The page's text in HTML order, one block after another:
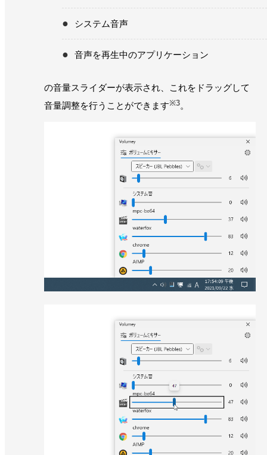
システム音声
音声を再生中のアプリケーション
の音量スライダーが表示され、これをドラッグして
音量調整を行うことができます※3。